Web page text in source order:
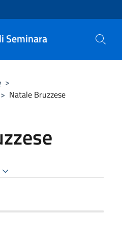
Seminara
>
> Natale Bruzzese